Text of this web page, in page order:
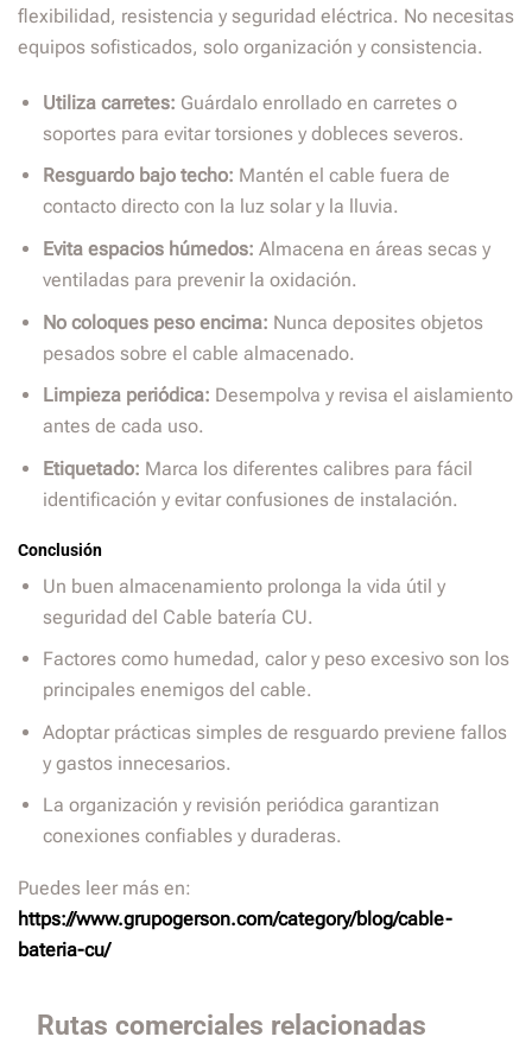
flexibilidad, resistencia y seguridad eléctrica. No necesitas
equipos sofisticados, solo organización y consistencia.
Utiliza carretes: Guárdalo enrollado en carretes o
soportes para evitar torsiones y dobleces severos.
Resguardo bajo techo: Mantén el cable fuera de
contacto directo con la luz solar y la lluvia.
Evita espacios húmedos: Almacena en áreas secas y
ventiladas para prevenir la oxidación.
No coloques peso encima: Nunca deposites objetos
pesados sobre el cable almacenado.
Limpieza periódica: Desempolva y revisa el aislamiento
antes de cada uso.
Etiquetado: Marca los diferentes calibres para fácil
identificación y evitar confusiones de instalación.
Conclusión
Un buen almacenamiento prolonga la vida útil y
seguridad del Cable batería CU.
Factores como humedad, calor y peso excesivo son los
principales enemigos del cable.
Adoptar prácticas simples de resguardo previene fallos
y gastos innecesarios.
La organización y revisión periódica garantizan
conexiones confiables y duraderas.
Puedes leer más en:
https://www.grupogerson.com/category/blog/cable-
bateria-cu/
Rutas comerciales relacionadas